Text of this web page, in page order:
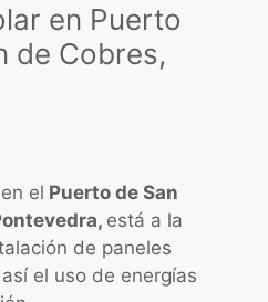
en Puerto
de Cobres,
el Puerto de San
está a la
de paneles
el uso de energías